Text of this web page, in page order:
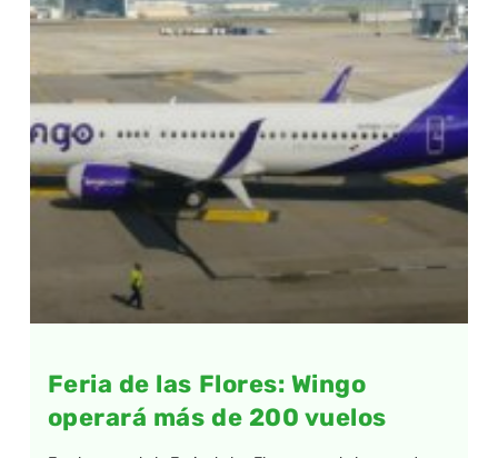
Feria de las Flores: Wingo
operará más de 200 vuelos